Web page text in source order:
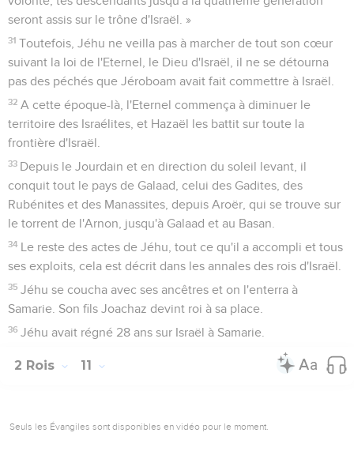
seront assis sur le trône d'Israël. »
31 Toutefois, Jéhu ne veilla pas à marcher de tout son cœur
suivant la loi de l'Eternel, le Dieu d'Israël, il ne se détourna
pas des péchés que Jéroboam avait fait commettre à Israël.
32 A cette époque-là, l'Eternel commença à diminuer le
territoire des Israélites, et Hazaël les battit sur toute la
frontière d'Israël.
33 Depuis le Jourdain et en direction du soleil levant, il
conquit tout le pays de Galaad, celui des Gadites, des
Rubénites et des Manassites, depuis Aroër, qui se trouve sur
le torrent de l'Arnon, jusqu'à Galaad et au Basan.
34 Le reste des actes de Jéhu, tout ce qu'il a accompli et tous
ses exploits, cela est décrit dans les annales des rois d'Israël.
35 Jéhu se coucha avec ses ancêtres et on l'enterra à
Samarie. Son fils Joachaz devint roi à sa place.
36 Jéhu avait régné 28 ans sur Israël à Samarie.
2 Rois 11
Seuls les Évangiles sont disponibles en vidéo pour le moment.